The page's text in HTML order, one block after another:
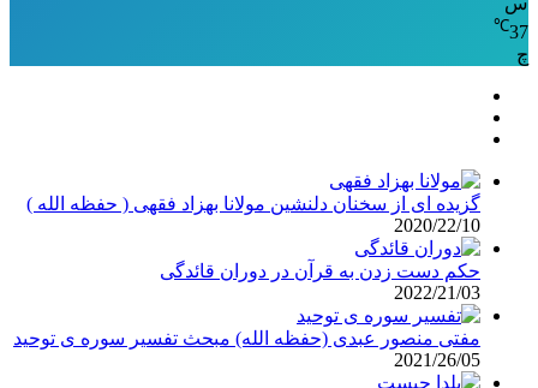
37
℃
چ
گزیده ای از سخنان دلنشین مولانا بهزاد فقهی ( حفظه الله )
2020/22/10
حکم دست زدن به قرآن در دوران قائدگی
2022/21/03
مفتی منصور عبدی (حفظه الله) مبحث تفسیر سوره ی توحید
2021/26/05